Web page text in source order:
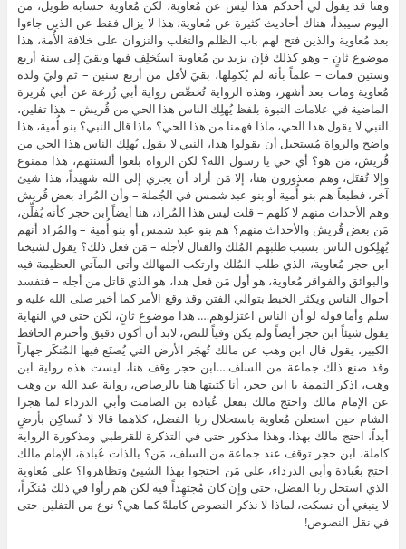
وهنا قد يقول لي أحدكم هذا ليس عن مُعاوية، لكن مُعاوية حسابه طويل، من
اليوم سيبدأ، هناك أحاديث كثيرة عن مُعاوية، هذا لا يزال فقط عن الذين جاءوا
بعد مُعاوية والذين فتح لهم باب الظلم والتغلب والنزوان على خلافة الأُمة، هذا
موضوع ثانٍ – وهو كذلك فإن يزيد بن مُعاوية استُخلِف فيها وبقيَ إلى سنة أربع
وستين فمات – علماً بأنه لم يُكمِلها، بقيَ لأقل من أربع سنين – ثم وليَ ولده
مُعاوية ومات بعد أشهر، وهذه الرواية تُخصِّص رواية أبي زُرعة عن أبي هُريرة
الماضية في علامات النبوة بلفظ يُهلِك الناس هذا الحي من قُريش – هذا تفلين،
النبي لا يقول هذا الحي، ماذا فهمنا من هذا الحي؟ ماذا قال النبي؟ بنو أُمية، هذا
واضح والرواة مُستحيل أن يقولوا هذا، النبي لا يقول يُهلِك الناس هذا الحي من
قُريش، مَن هو؟ أي حي يا رسول الله؟ لكن الرواة بلعوا ألسنتهم، هذا ممنوع
وإلا تُقتَل، وهم معذورون هنا، إلا مَن أراد أن يجري إلى الله شهيداً، هذا شيئ
آخر، فطبعاً هم بنو أُمية أو بنو عبد شمس في الجُملة – وأن المُراد بعض قُريش
وهم الأحداث منهم لا كلهم – قلت ليس هذا المُراد، هنا أيضاً ابن حجر كأنه يُفلِّن،
مَن بعض قُريش والأحداث منهم؟ هم بنو عبد شمس أو بنو أُمية – والمُراد أنهم
يُهلِكون الناس بسبب طلبهم المُلك والقتال لأجله – مَن فعل ذلك؟ يقول لشيخنا
ابن حجر مُعاوية، الذي طلب المُلك وارتكب المهالك وأتى المآتي العظيمة فيه
والبوائق والفواقر مُعاوية، هو أول مَن فعل هذا، هو الذي قاتل من أجله – فتفسد
أحوال الناس ويكثر الخبط بتوالي الفتن وقد وقع الأمر كما أخبر صلى الله عليه و
سلم وأما قوله لو أن الناس اعتزلوهم…. هذا موضوع ثانٍ، لكن حتى في النهاية
يقول شيئاً ابن حجر أيضاً ولم يكن وفياً للنص، لابد أن أكون دقيق وأحترم الحافظ
الكبير، يقول قال ابن وهب عن مالك تُهجَر الأرض التي يُصنَع فيها المُنكَر جهاراً
وقد صنع ذلك جماعة من السلف….ابن حجر وقف هنا، ليست هذه رواية ابن
وهب، اذكر التممة يا ابن حجر، أنا كتبتها هنا بالرصاص، رواية عبد الله بن وهب
عن الإمام مالك واحتج مالك بفعل عُبادة بن الصامت وأبي الدرداء لما هجرا
الشام حين استعلن مُعاوية باستحلال ربا الفضل، كلاهما قالا لا نُساكِن بأرضٍ
أبداً، احتج مالك بهذا، وهذا مذكور حتى في التذكرة للقرطبي ومذكورة الرواية
كاملة، ابن حجر توقف عند جماعة من السلف، مَن؟ بالذات عُبادة، الإمام مالك
احتج بعُبادة وأبي الدرداء، على مَن احتجوا بهذا الشيئ وتظاهروا؟ على مُعاوية
الذي استحل ربا الفضل، حتى وإن كان مُجتهِداً فيه لكن هم رأوا في ذلك مُنكَراً،
لا ينبغي أن نسكت، لماذا لا نذكر النصوص كاملةً كما هي؟ نوع من التفلين حتى
في نقل النصوص!